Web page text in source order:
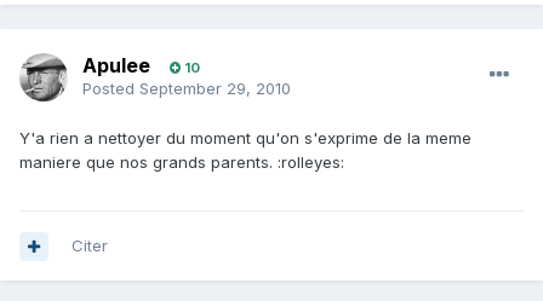
Apulee 10
Posted September 29, 2010
Y'a rien a nettoyer du moment qu'on s'exprime de la meme
maniere que nos grands parents. :rolleyes:
Citer